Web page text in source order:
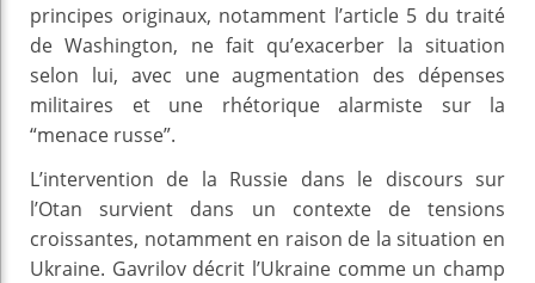
principes originaux, notamment l’article 5 du traité
de Washington, ne fait qu’exacerber la situation
selon lui, avec une augmentation des dépenses
militaires et une rhétorique alarmiste sur la
“menace russe”.
L’intervention de la Russie dans le discours sur
l’Otan survient dans un contexte de tensions
croissantes, notamment en raison de la situation en
Ukraine. Gavrilov décrit l’Ukraine comme un champ